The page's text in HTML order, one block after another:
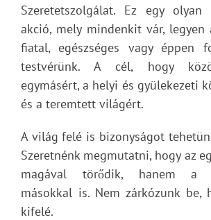
Szeretetszolgálat. Ez egy olyan
akció, mely mindenkit vár, legyen
fiatal, egészséges vagy éppen
testvérünk. A cél, hogy
egymásért, a helyi és gyülekezeti
és a teremtett világért.
A világ felé is bizonyságot
Szeretnénk megmutatni, hogy az
magával törődik, hanem a
másokkal is. Nem zárkózunk be,
kifelé.